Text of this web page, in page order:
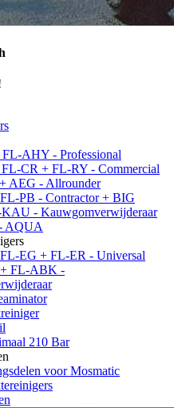
AHY - Professional
CR + FL-RY - Commercial
AEG - Allrounder
PB - Contractor + BIG
- Kauwgomverwijderaar
AQUA
EG + FL-ER - Universal
FL-ABK -
210 Bar
voor Mosmatic